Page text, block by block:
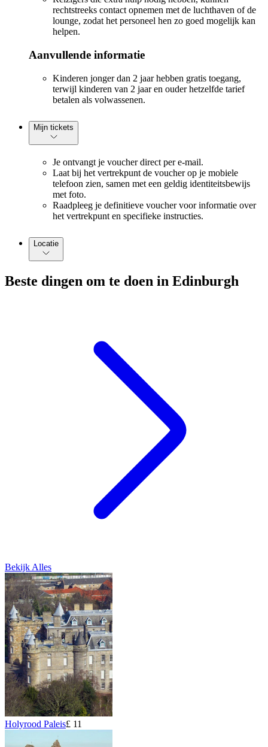
rechtstreeks contact opnemen met de luchthaven of de
lounge, zodat het personeel hen zo goed mogelijk kan
helpen.
Aanvullende informatie
Kinderen jonger dan 2 jaar hebben gratis toegang,
terwijl kinderen van 2 jaar en ouder hetzelfde tarief
betalen als volwassenen.
Mijn tickets
Je ontvangt je voucher direct per e-mail.
Laat bij het vertrekpunt de voucher op je mobiele
telefoon zien, samen met een geldig identiteitsbewijs
met foto.
Raadpleeg je definitieve voucher voor informatie over
het vertrekpunt en specifieke instructies.
Locatie
Beste dingen om te doen in Edinburgh
Bekijk Alles
Holyrood Paleis£ 11